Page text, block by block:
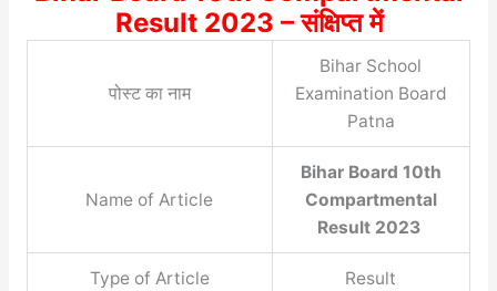
Result 2023 – संक्षिप्त में
पोस्ट का नाम
Bihar School
Examination Board
Patna
Name of Article
Bihar Board 10th
Compartmental
Result 2023
Type of Article Result